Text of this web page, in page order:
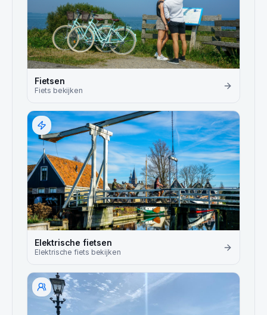
Fietsen
Fiets bekijken
Elektrische fietsen
Elektrische fiets bekijken